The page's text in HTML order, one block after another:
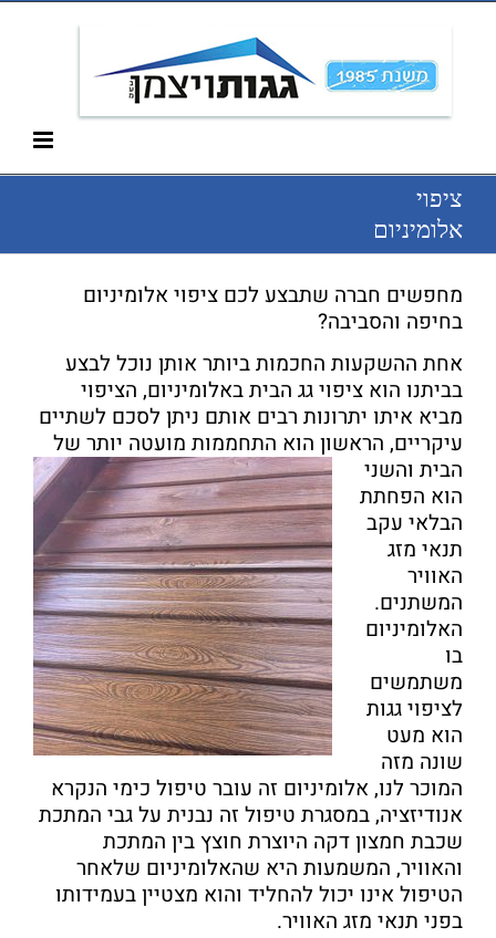
Skip
content
ציפוי
אלומיניום
מחפשים חברה שתבצע לכם ציפוי אלומיניום
בחיפה והסביבה?
אחת ההשקעות החכמות ביותר אותן נוכל לבצע
בביתנו הוא ציפוי גג הבית באלומיניום, הציפוי
מביא איתו יתרונות רבים אותם ניתן לסכם לשתיים
עיקריים, הראשון הוא התחממות מועטה יותר של
הבית והשני
הוא הפחתת
הבלאי עקב
תנאי מזג
האוויר
המשתנים.
האלומיניום
בו
משתמשים
לציפוי גגות
הוא מעט
שונה מזה
המוכר לנו, אלומיניום זה עובר טיפול כימי הנקרא
אנודיזציה, במסגרת טיפול זה נבנית על גבי המתכת
שכבת חמצון דקה היוצרת חוצץ בין המתכת
והאוויר, המשמעות היא שהאלומיניום שלאחר
הטיפול אינו יכול להחליד והוא מצטיין בעמידותו
בפני תנאי מזג האוויר.